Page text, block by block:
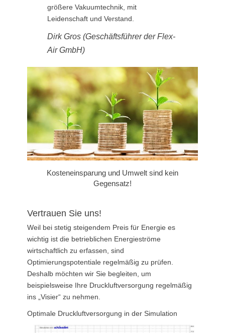
größere Vakuumtechnik, mit
Leidenschaft und Verstand.
Dirk Gros (Geschäftsführer der Flex-
Air GmbH)
Kosteneinsparung und Umwelt sind kein
Gegensatz!
Vertrauen Sie uns!
Weil bei stetig steigendem Preis für Energie es
wichtig ist die betrieblichen Energieströme
wirtschaftlich zu erfassen, sind
Optimierungspotentiale regelmäßig zu prüfen.
Deshalb möchten wir Sie begleiten, um
beispielsweise Ihre Druckluftversorgung regelmäßig
ins „Visier“ zu nehmen.
Optimale Druckluftversorgung in der Simulation